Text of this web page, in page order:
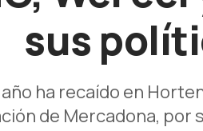
sus
ha recaído en
de Mercadona,